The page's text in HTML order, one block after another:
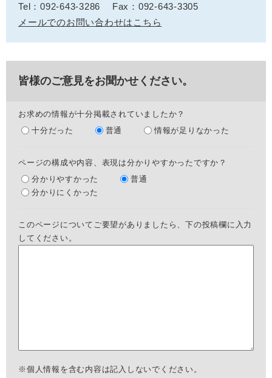
Tel：092-643-3286
Fax：092-643-3305
メールでのお問い合わせはこちら
皆様のご意見をお聞かせください。
お求めの情報が十分掲載されていましたか？
十分だった
普通 情報が足りなかった
ページの構成や内容、表現は分かりやすかったですか？
分かりやすかった
普通
分かりにくかった
このページについてご要望がありましたら、下の投稿欄に入力
してください。
※個人情報を含む内容は記入しないでください。